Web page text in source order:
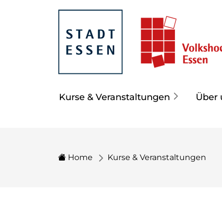
Kurse & Veranstaltungen Über
Home Kurse & Veranstaltungen